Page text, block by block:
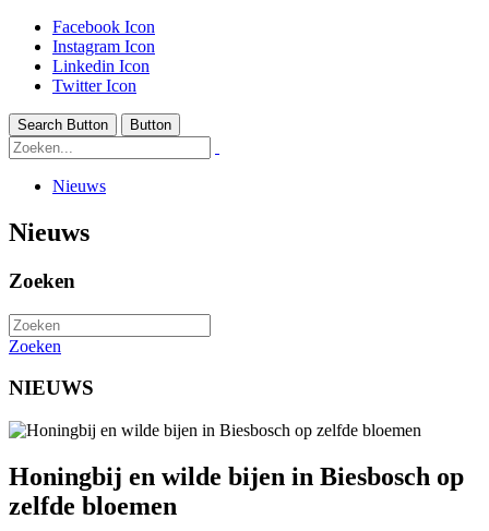
Facebook Icon
Instagram Icon
Linkedin Icon
Twitter Icon
Search Button Button
Nieuws
Nieuws
Zoeken
Zoeken
NIEUWS
Honingbij en wilde bijen in Biesbosch op
zelfde bloemen